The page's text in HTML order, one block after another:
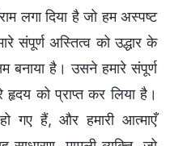
लगा दिया है जो हम अस्पष्ट
संपूर्ण अस्तित्व को उद्धार के
बनाया है। उसने हमारे संपूर्ण
को प्राप्त कर लिया है।
गए हैं, और हमारी आत्माएँ